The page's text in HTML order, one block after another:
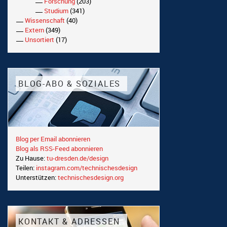
Studium(341)
Wissenschaft (40)
Extern(349)
Unsortiert (17)
BLOG-ABO & SOZIALES
Blog per Email abonnieren
Blog als RSS-Feed abonnieren
Zu Hause:tu-dresden.de/design
Teilen: instagram.com/technischesdesign
Unterstützen:technischesdesign.org
KONTAKT & ADRESSEN